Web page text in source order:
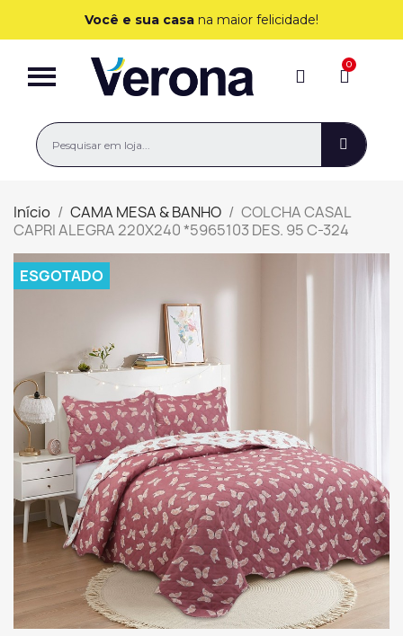
Você e sua casa na maior felicidade!
Início CAMA MESA & BANHO
COLCHA CASAL
CAPRI ALEGRA 220X240 *5965103 DES. 95 C-324
ESGOTADO